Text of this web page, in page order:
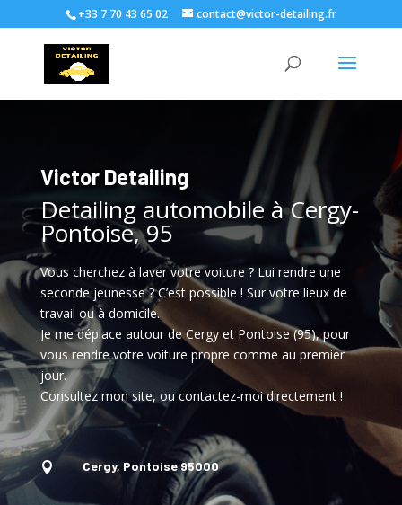
+33 7 70 43 65 02 contact@victor-detailing.fr
Victor Detailing
Detailing automobile à Cergy-
Pontoise, 95
Vous cherchez à laver votre voiture ? Lui rendre une
seconde jeunesse ? C’est possible ! Sur votre lieux de
travail ou à domicile.
Je me déplace autour de Cergy et Pontoise (95), pour
vous rendre votre voiture propre comme au premier
jour.
Consultez mon site, ou contactez-moi directement !
 Cergy, Pontoise 95000